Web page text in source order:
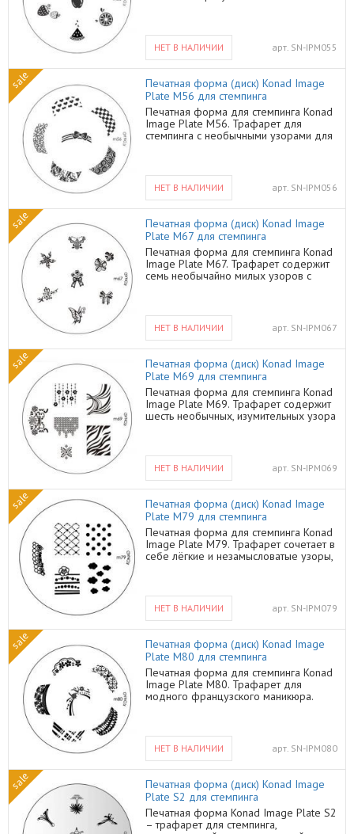
красиво смотрятся на ногтях любой
длины и формы. Создавайте свой
неповторимый ногтевой дизайн со
специальными лаками и трафаретами
для стемпинга от Конад.
НЕТ В НАЛИЧИИ арт. SN-IPM055
sale
Печатная форма (диск) Konad Image
Plate M56 для стемпинга
Печатная форма для стемпинга Konad
Image Plate M56. Трафарет для
стемпинга с необычными узорами для
цветочками, осенними листиками,
сердечками, милым бантом или просто
с абстрактными узорами. Подключите
фантазию и создайте свой
неповторимый ногтевой дизайн
французского маникюра.
НЕТ В НАЛИЧИИ арт. SN-IPM056
sale
Печатная форма (диск) Konad Image
Plate M67 для стемпинга
Печатная форма для стемпинга Konad
Image Plate M67. Трафарет содержит
семь необычайно милых узоров с
Эти узоры можно использовать как
самостоятельно, так и в сочетании с
другими рисунками, в любом случае
Вы получите потрясающий,
неповторимый дизайн.
НЕТ В НАЛИЧИИ арт. SN-IPM067
sale
Печатная форма (диск) Konad Image
Plate M69 для стемпинга
Печатная форма для стемпинга Konad
Image Plate M69. Трафарет содержит
шесть необычных, изумительных узора
неповторимый дизайн, который
понравится всем без исключения. С
трафаретами и лаками от Конад
потрясающий ногтевой дизайн осилит
даже новичок.
НЕТ В НАЛИЧИИ арт. SN-IPM069
sale
Печатная форма (диск) Konad Image
Plate M79 для стемпинга
Печатная форма для стемпинга Konad
Image Plate M79. Трафарет сочетает в
себе лёгкие и незамысловатые узоры,
перегружают дизайн, а лёгкие
воздушные облака разбавят
однотонный цвет. Трафарет M79 -
лёгкий и быстрый способ сделать
простой, но в то же время красивый
ногтевой дизайн.
НЕТ В НАЛИЧИИ арт. SN-IPM079
sale
Печатная форма (диск) Konad Image
Plate M80 для стемпинга
Печатная форма для стемпинга Konad
Image Plate M80. Трафарет для
модного французского маникюра.
Любители классики могу дополнить
стандартный френч с помощью
трафаретов с геометрическими
мотивами, которые добавят
разнообразия в классический маникюр.
НЕТ В НАЛИЧИИ арт. SN-IPM080
sale
Печатная форма (диск) Konad Image
Plate S2 для стемпинга
Печатная форма Konad Image Plate S2
– трафарет для стемпинга,